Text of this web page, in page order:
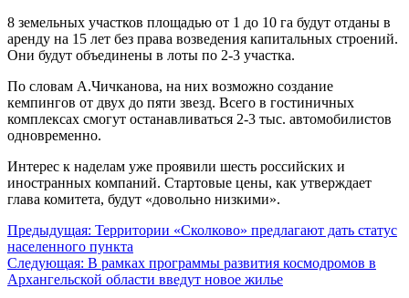
8 земельных участков площадью от 1 до 10 га будут отданы в
аренду на 15 лет без права возведения капитальных строений.
Они будут объединены в лоты по 2-3 участка.
По словам А.Чичканова, на них возможно создание
кемпингов от двух до пяти звезд. Всего в гостиничных
комплексах смогут останавливаться 2-3 тыс. автомобилистов
одновременно.
Интерес к наделам уже проявили шесть российских и
иностранных компаний. Стартовые цены, как утверждает
глава комитета, будут «довольно низкими».
Навигация
по
записям
Предыдущая: Территории «Сколково» предлагают дать статус
населенного пункта
Следующая: В рамках программы развития космодромов в
Архангельской области введут новое жилье